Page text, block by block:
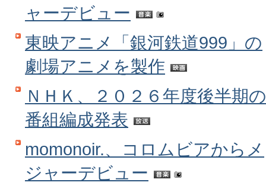
ャーデビュー
東映アニメ「銀河鉄道999」の
劇場アニメを製作
ＮＨＫ、２０２６年度後半期の
番組編成発表
momonoir.、コロムビアからメ
ジャーデビュー